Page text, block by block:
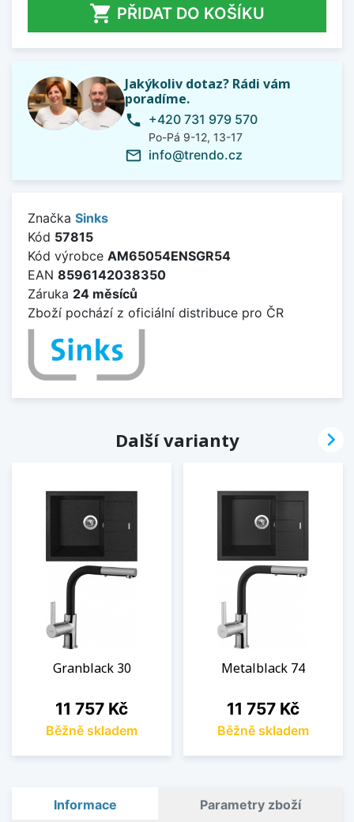
 PŘIDAT DO KOŠÍKU
Jakýkoliv dotaz? Rádi vám
poradíme.
phone +420 731 979 570
Po-Pá 9-12, 13-17
mail_outline info@trendo.cz
Značka Sinks
Kód 57815
Kód výrobce AM65054ENSGR54
EAN 8596142038350
Záruka 24 měsíců
Zboží pochází z oficiální distribuce pro ČR
Další varianty
Granblack 30
Cena
11 757 Kč
Běžně skladem
Metalblack 74
Cena
11 757 Kč
Běžně skladem

Informace Parametry zboží